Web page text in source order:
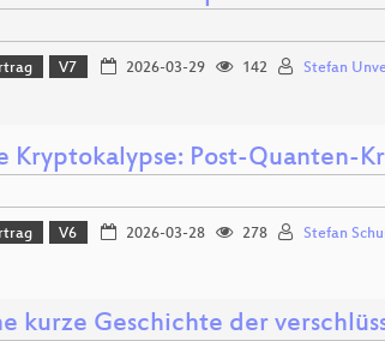
V7 2026-03-29 142 Stefan
Kryptokalypse: Post-Quanten-
V6 2026-03-28 278 Stefan
kurze Geschichte der